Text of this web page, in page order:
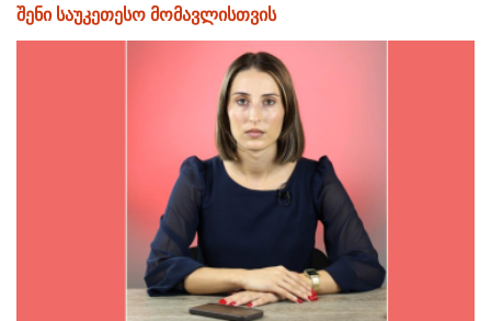
შენი საუკეთესო მომავლისთვის